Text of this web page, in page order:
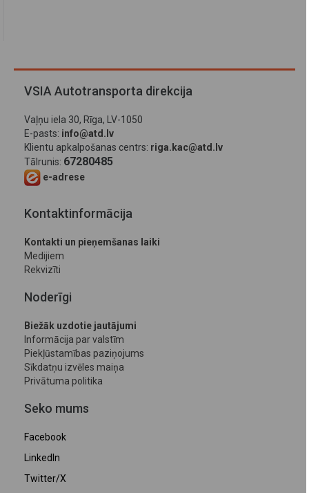
VSIA Autotransporta direkcija
Vaļņu iela 30, Rīga, LV-1050
E-pasts: info@atd.lv
Klientu apkalpošanas centrs: riga.kac@atd.lv
Tālrunis: 67280485
e-adrese
Kontaktinformācija
Kontakti un pieņemšanas laiki
Medijiem
Rekvizīti
Noderīgi
Biežāk uzdotie jautājumi
Informācija par valstīm
Piekļūstamības paziņojums
Sīkdatņu izvēles maiņa
Privātuma politika
Seko mums
Facebook
LinkedIn
Twitter/X